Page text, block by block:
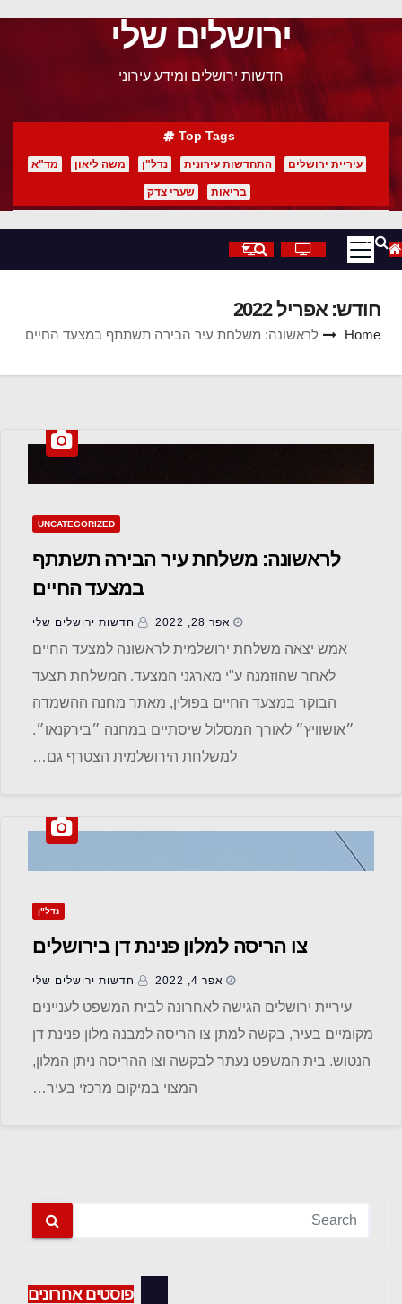
ירושלים שלי
חדשות ירושלים ומידע עירוני
Top Tags
עיריית ירושלים התחדשות עירונית נדל"ן משה ליאון מד"א
בריאות שערי צדק
חודש:אפריל 2022
Home לראשונה: משלחת עיר הבירה תשתתף במצעד החיים
UNCATEGORIZED
לראשונה: משלחת עיר הבירה תשתתף
במצעד החיים
אפר 28, 2022 חדשות ‫ירושלים שלי
אמש יצאה משלחת ירושלמית לראשונה למצעד החיים
לאחר שהוזמנה ע"י מארגני המצעד. המשלחת תצעד
הבוקר במצעד החיים בפולין, מאתר מחנה ההשמדה
״אושוויץ״ לאורך המסלול שיסתיים במחנה ״בירקנאו״.
למשלחת הירושלמית הצטרף גם…
נדל"ן
צו הריסה למלון פנינת דן בירושלים
אפר 4, 2022 חדשות ‫ירושלים שלי
עיריית ירושלים הגישה לאחרונה לבית המשפט לעניינים
מקומיים בעיר, בקשה למתן צו הריסה למבנה מלון פנינת דן
הנטוש. בית המשפט נעתר לבקשה וצו ההריסה ניתן המלון,
המצוי במיקום מרכזי בעיר…
פוסטים אחרונים